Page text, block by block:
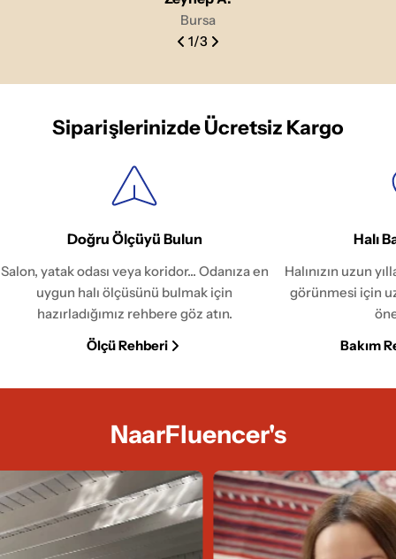
Bursa
1/3
Siparişlerinizde Ücretsiz Kargo
Doğru Ölçüyü Bulun
Salon, yatak odası veya koridor... Odanıza en
uygun halı ölçüsünü bulmak için
hazırladığımız rehbere göz atın.
Ölçü Rehberi
Halı
Halınızın uzun
görünmesi için
Bakım
NaarFluencer's